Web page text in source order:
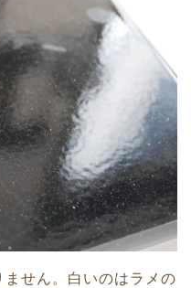
ません。白いのはラメの